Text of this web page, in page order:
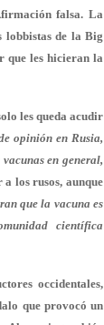
falsa. La
lobbistas de la Big
que les hicieran la
les queda acudir
opinión en Rusia,
en general,
a los rusos, aunque
que la vacuna es
científica
occidentales,
que provocó un